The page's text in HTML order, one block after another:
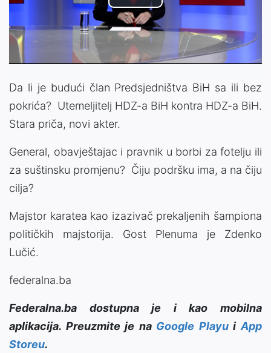
Play
Video
Da li je budući član Predsjedništva BiH sa ili bez
pokrića? Utemeljitelj HDZ-a BiH kontra HDZ-a BiH.
Stara priča, novi akter.
General, obavještajac i pravnik u borbi za fotelju ili
za suštinsku promjenu? Čiju podršku ima, a na čiju
cilja?
Majstor karatea kao izazivač prekaljenih šampiona
političkih majstorija. Gost Plenuma je Zdenko
Lučić.
federalna.ba
Federalna.ba dostupna je i kao mobilna
aplikacija. Preuzmite je na Google PlayuiApp
Storeu.